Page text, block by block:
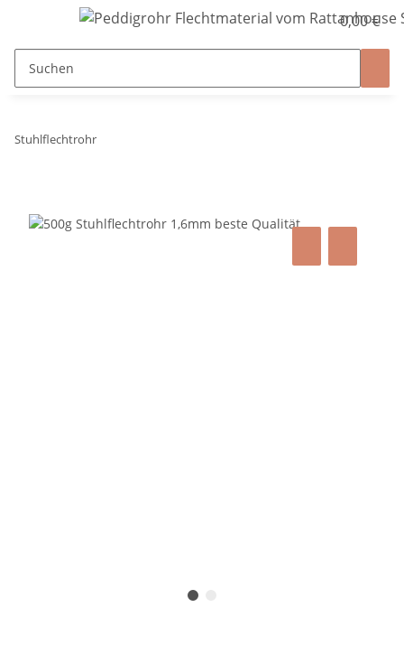
0,00 €
Stuhlflechtrohr